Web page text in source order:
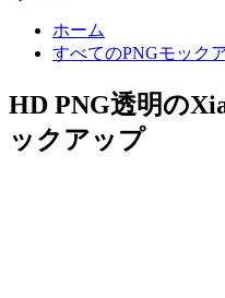
ホーム
すべてのPNGモック
HD PNG透明の
ックアップ